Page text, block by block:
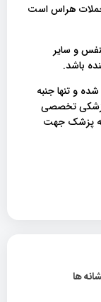
ها
هراس است
و سایر
باشد.
و تنها جنبه
پزشکی تخصصی
به پزشک جهت